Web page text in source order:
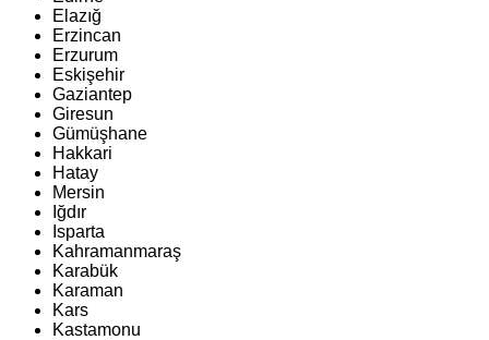
Elazığ
Erzincan
Erzurum
Eskişehir
Gaziantep
Giresun
Gümüşhane
Hakkari
Hatay
Mersin
Iğdır
Isparta
Kahramanmaraş
Karabük
Karaman
Kars
Kastamonu